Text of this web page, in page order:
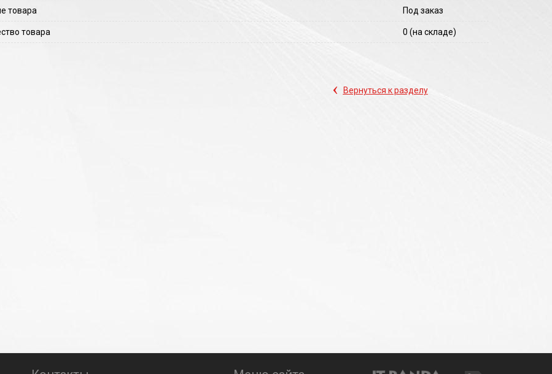
товара Под заказ
товара 0 (на складе)
‹ Вернуться к разделу